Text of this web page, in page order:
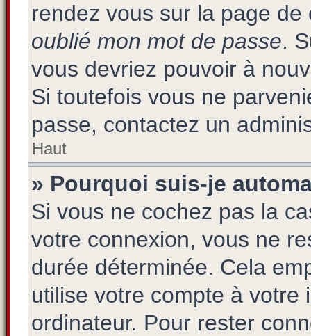
rendez vous sur la page
oublié mon mot de passe.
vous devriez pouvoir à
Si toutefois vous ne
passe, contactez un
Haut
» Pourquoi suis-je
Si vous ne cochez pas la
votre connexion, vous ne
durée déterminée. Cela
utilise votre compte à votre
ordinateur. Pour rester